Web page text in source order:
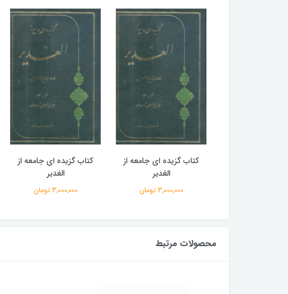
کتاب گزیده ای جامعه از
الغدیر
3,000,000 تومان
کتاب گزیده ای جامعه از
الغدیر
3,000,000 تومان
محصولات مرتبط